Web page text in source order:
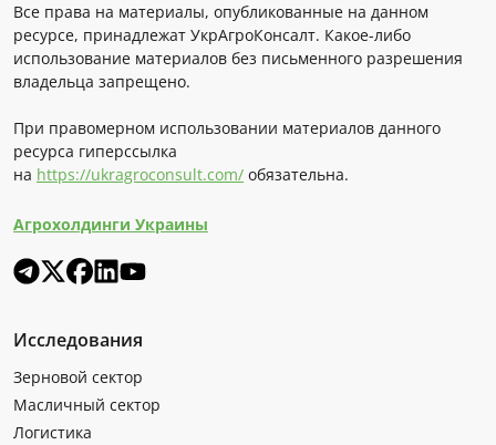
Все права на материалы, опубликованные на данном
ресурсе, принадлежат УкрАгроКонсалт. Какое-либо
использование материалов без письменного разрешения
владельца запрещено.
При правомерном использовании материалов данного
ресурса гиперссылка
на https://ukragroconsult.com/ обязательна.
Агрохолдинги Украины
Исследования
Зерновой сектор
Масличный сектор
Логистика